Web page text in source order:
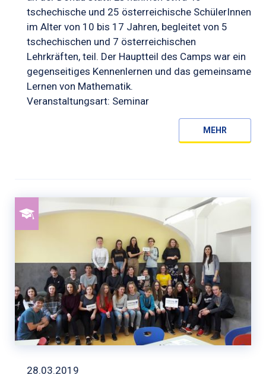
tschechische und 25 österreichische SchülerInnen
im Alter von 10 bis 17 Jahren, begleitet von 5
tschechischen und 7 österreichischen
Lehrkräften, teil. Der Hauptteil des Camps war ein
gegenseitiges Kennenlernen und das gemeinsame
Lernen von Mathematik.
Veranstaltungsart: Seminar
MEHR
28.03.2019